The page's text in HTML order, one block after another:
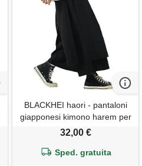
BLACKHEI haori - pantaloni
giapponesi kimono harem per
uomo, vintage, gamba larga e
32,00 €
Sped. gratuita